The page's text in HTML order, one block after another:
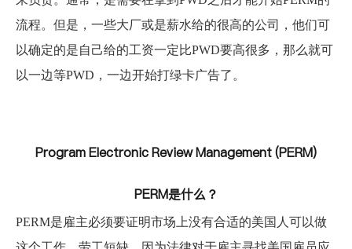
流程。但是，一些大厂或是薪水给的很高的公司，他们可
以确定的是自己给的工资一定比PWD要高很多，那么就可
以一边等PWD，一边开始打绿卡广告了。
Program Electronic Review Management (PERM)
PERM是什么？
PERM是雇主必须要证明市场上没有合适的美国人可以做